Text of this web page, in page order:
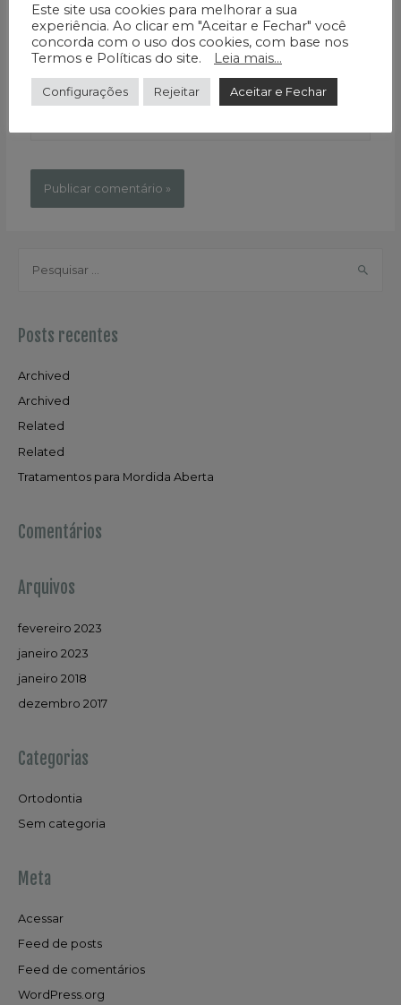
E-
mail*
q
p
o
:
Posts recentes
Archived
Archived
Related
Related
Tratamentos para Mordida Aberta
Comentários
Arquivos
fevereiro 2023
janeiro 2023
janeiro 2018
dezembro 2017
Categorias
Ortodontia
Sem categoria
Meta
Acessar
Feed de posts
Feed de comentários
WordPress.org
Este site usa cookies para melhorar a sua
experiência. Ao clicar em "Aceitar e Fechar" você
concorda com o uso dos cookies, com base nos
Termos e Políticas do site.
Leia mais...
Configurações Rejeitar Aceitar e Fechar